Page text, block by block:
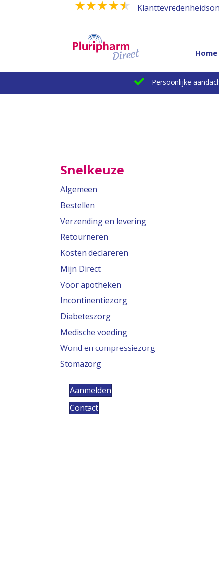
Home
Persoonlijke
Snelkeuze
Algemeen
Bestellen
Verzending en levering
Retourneren
Kosten declareren
Mijn Direct
Voor apotheken
Incontinentiezorg
Diabeteszorg
Medische voeding
Wond en compressiezorg
Stomazorg
Aanmelden
Contact